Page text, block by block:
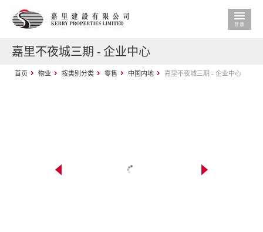
嘉里不夜城三期 - 企业中心
首页 物业 按类别分类 零售 中国内地 嘉里不夜城三期 - 企业中心